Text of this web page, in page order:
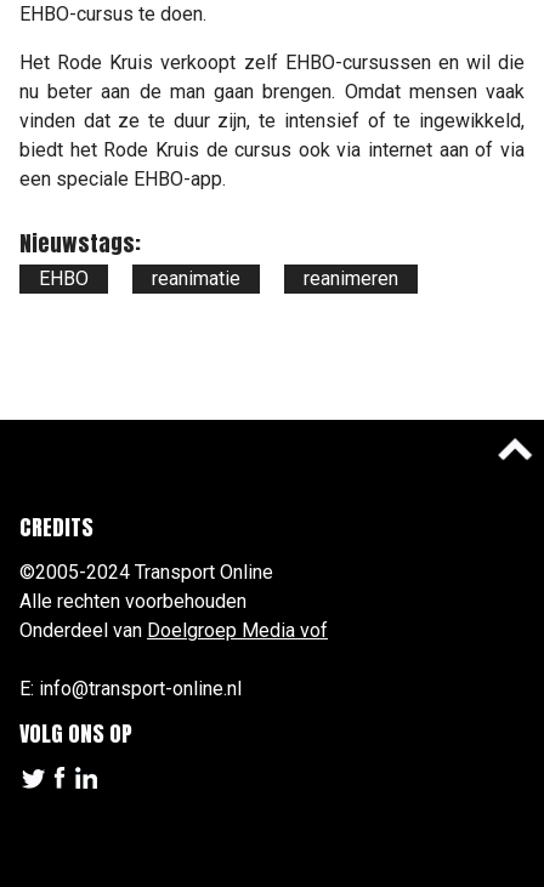
EHBO-cursus te doen.
Het Rode Kruis verkoopt zelf EHBO-cursussen en wil die
nu beter aan de man gaan brengen. Omdat mensen vaak
vinden dat ze te duur zijn, te intensief of te ingewikkeld,
biedt het Rode Kruis de cursus ook via internet aan of via
een speciale EHBO-app.
Nieuwstags:
EHBO reanimatie reanimeren
CREDITS
©2005-2024 Transport Online
Alle rechten voorbehouden
Onderdeel van Doelgroep Media vof
E: info@transport-online.nl
VOLG ONS OP